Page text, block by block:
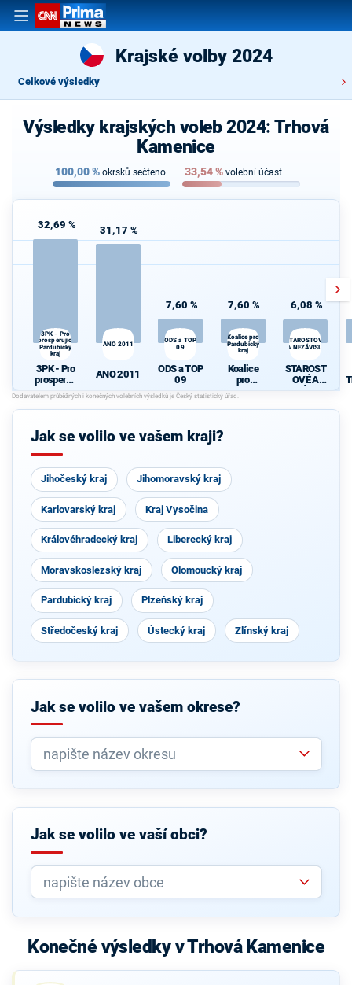
Krajské volby 2024
Celkové výsledky
Výsledky krajských voleb 2024: Trhová
Kamenice
100,00% okrsků sečteno 33,54% volební účast
32,69 %
3PK - Pro
prosperující
Pardubický
kraj
3PK - Pro
prosperují
cí
Pardubick
ý kraj
31,17 %
ANO 2011
ANO 2011
7,60 %
ODS a TOP
09
ODS a TOP
09
7,60 %
Koalice pro
Pardubický
kraj
Koalice
pro
Pardubick
ý kraj
6,08 %
STAROSTOVÉ
A NEZÁVISLÍ
STAROST
OVÉ A
NEZÁVISL
Jak se volilo ve vašem kraji?
Jihočeský kraj Jihomoravský kraj
Karlovarský kraj Kraj Vysočina
Královéhradecký kraj Liberecký kraj
Moravskoslezský kraj Olomoucký kraj
Pardubický kraj Plzeňský kraj
Středočeský kraj Ústecký kraj Zlínský kraj
Jak se volilo ve vašem okrese?
Jak se volilo ve vaší obci?
Konečné výsledky v Trhová Kamenice